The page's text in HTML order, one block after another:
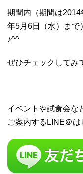
期間内（期間は
年5月6日（水）まで
♪^^
ぜひチェックしてみ
イベントや試食会な
ご案内するLINE＠は